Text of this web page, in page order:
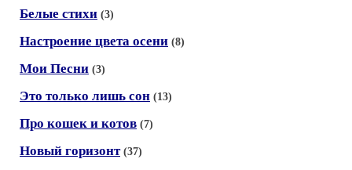
Белые стихи (3)
Настроение цвета осени (8)
Мои Песни (3)
Это только лишь сон (13)
Про кошек и котов (7)
Новый горизонт (37)